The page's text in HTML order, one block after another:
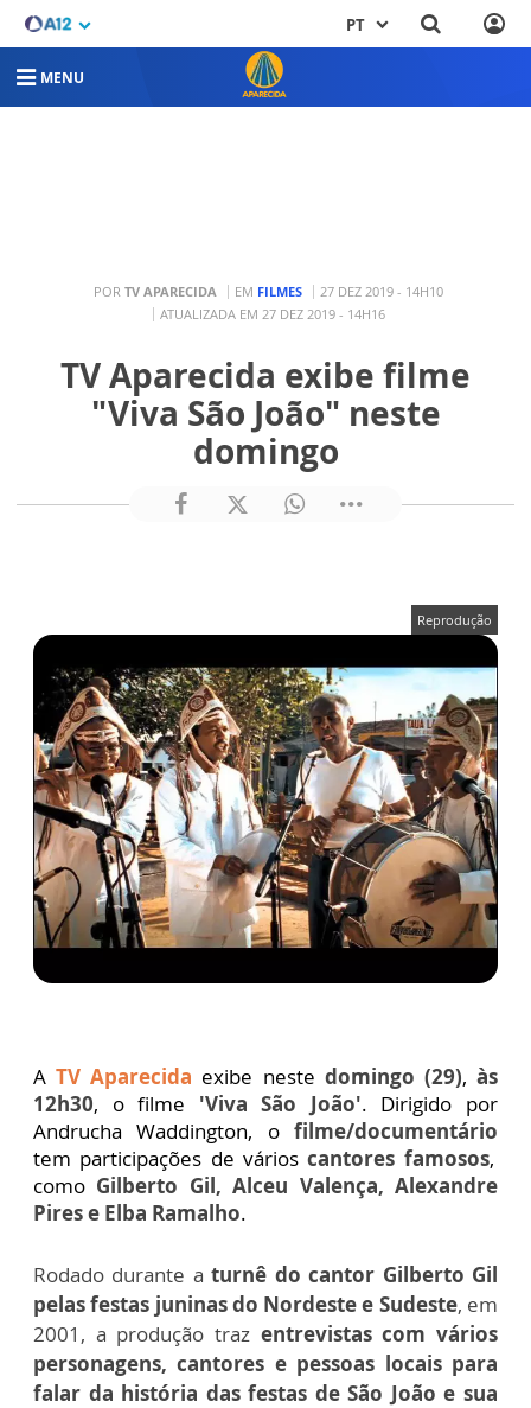
PT
MENU
POR TV APARECIDA EM FILMES
27 DEZ 2019 - 14H10
ATUALIZADA EM 27 DEZ 2019 - 14H16
TV Aparecida exibe filme
"Viva São João" neste
domingo
Reprodução
ATV Aparecida exibe neste domingo (29),às
12h30, o filme 'Viva São João'. Dirigido por
Andrucha Waddington, o filme/documentário
tem participações de várioscantores famosos,
como Gilberto Gil, Alceu Valença, Alexandre
Pires e Elba Ramalho.
Rodado durante a turnê do cantor Gilberto Gil
pelas festas juninas do Nordeste e Sudeste, em
2001, a produção traz entrevistas com vários
personagens, cantores e pessoas locais para
falar da história das festas de São João e sua